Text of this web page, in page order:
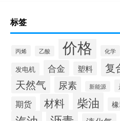
标签
丙烯 乙酸 价格 化学
发电机 合金 塑料 复
天然气 尿素 新能源
期货 材料 柴油